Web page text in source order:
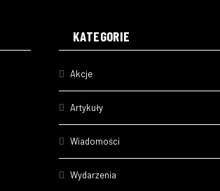
KATEGORIE
Akcje
Artykuły
Wiadomości
Wydarzenia